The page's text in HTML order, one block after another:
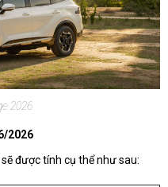
2026
2026
được tính cụ thể như sau: